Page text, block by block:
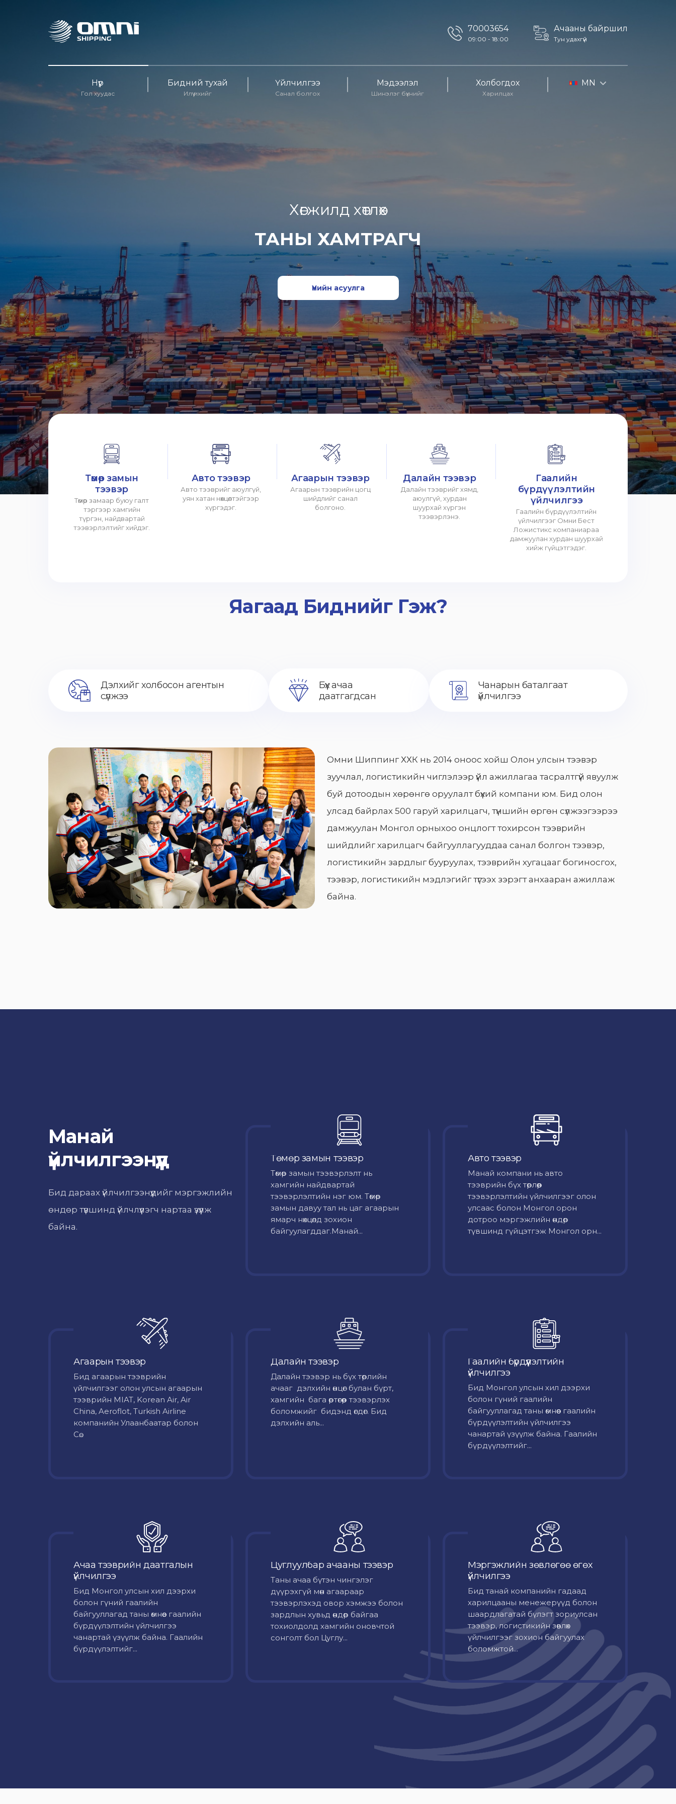
70003654
09:00 - 18:00
Ачааны байршил
Тун удахгүй
Нүүр
Гол хуудас
Бидний тухай
Илүү ихийг
Үйлчилгээ
Санал болгох
Мэдээлэл
Шинэлэг бүхнийг
Холбогдох
Харилцах
MN
Хөгжилд хөтлөх
ТАНЫ ХАМТРАГЧ
Үнийн асуулга
Төмөр замын
тээвэр
Төмөр замаар буюу галт
тэргээр хамгийн
түргэн, найдвартай
тээвэрлэлтийг хийдэг.
Авто тээвэр
Авто тээврийг аюулгүй,
уян хатан нөхцөлтэйгээр
хүргэдэг.
Агаарын тээвэр
Агаарын тээврийн цогц
шийдлийг санал
болгоно.
Далайн тээвэр
Далайн тээврийг хямд,
аюулгүй, хурдан
шуурхай хүргэн
тээвэрлэнэ.
Гаалийн
бүрдүүлэлтийн
үйлчилгээ
Гаалийн бүрдүүлэлтийн
үйлчилгээг Омни Бест
Ложистикс компаниараа
дамжуулан хурдан шуурхай
хийж гүйцэтгэдэг.
Яагаад Биднийг Гэж?
Дэлхийг холбосон агентын
сүлжээ
Бүх ачаа
даатгагдсан
Чанарын баталгаат
үйлчилгээ
Омни Шиппинг ХХК нь 2014 оноос хойш Олон улсын тээвэр
зуучлал, логистикийн чиглэлээр үйл ажиллагаа тасралтгүй явуулж
буй дотоодын хөрөнгө оруулалт бүхий компани юм. Бид олон
улсад байрлах 500 гаруй харилцагч, түншийн өргөн сүлжээгээрээ
дамжуулан Монгол орныхоо онцлогт тохирсон тээврийн
шийдлийг харилцагч байгууллагууддаа санал болгон тээвэр,
логистикийн зардлыг бууруулах, тээврийн хугацааг богиносгох,
тээвэр, логистикийн мэдлэгийг түгээх зэрэгт анхааран ажиллаж
байна.
Манай
үйлчилгээнүүд
Бид дараах үйлчилгээнүүдийг мэргэжлийн
өндөр түвшинд үйлчлүүлэгч нартаа үзүүлж
байна.
Төмөр замын тээвэр
Төмөр замын тээвэрлэлт нь
хамгийн найдвартай
тээвэрлэлтийн нэг юм. Төмөр
замын давуу тал нь цаг агаарын
ямарч нөхцөлд зохион
байгуулагддаг.Манай...
Авто тээвэр
Mанай компани нь авто
тээврийн бүх төрлөөр
тээвэрлэлтийн үйлчилгээг олон
улсаас болон Монгол орон
дотроо мэргэжлийн өндөр
түвшинд гүйцэтгэж Монгол орн...
Агаарын тээвэр
Бид агаарын тээврийн
үйлчилгээг олон улсын агаарын
тээврийн MIAT, Korean Air, Air
China, Aeroflot, Turkish Airline
компанийн Улаанбаатар болон
Сө...
Далайн тээвэр
Далайн тээвэр нь бүх төрлийн
ачааг дэлхийн өнцөг булан бүрт,
хамгийн бага өртөгөөр тээвэрлэх
боломжийг бидэнд өгдөг. Бид
дэлхийн аль...
Гаалийн бүрдүүлэлтийн
үйлчилгээ
Бид Монгол улсын хил дээрхи
болон гүний гаалийн
байгууллагад таны өмнөөс гаалийн
бүрдүүлэлтийн үйлчилгээ
чанартай үзүүлж байна. Гаалийн
бүрдүүлэлтийг...
Ачаа тээврийн даатгалын
үйлчилгээ
Бид Монгол улсын хил дээрхи
болон гүний гаалийн
байгууллагад таны өмнөөс гаалийн
бүрдүүлэлтийн үйлчилгээ
чанартай үзүүлж байна. Гаалийн
бүрдүүлэлтийг...
Цуглуулбар ачааны тээвэр
Таны ачаа бүтэн чингэлэг
дүүрэхгүй мөн агаараар
тээвэрлэхэд овор хэмжээ болон
зардлын хувьд өндөр байгаа
тохиолдолд хамгийн оновчтой
сонголт бол Цуглу...
Мэргэжлийн зөвлөгөө өгөх
үйлчилгээ
Бид танай компанийн гадаад
харилцааны менежерүүд болон
шаардлагатай бүлэгт зориулсан
тээвэр, логистикийн зөвлөх
үйлчилгээг зохион байгуулах
боломжтой...